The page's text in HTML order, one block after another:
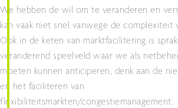
We hebben de wil om te veranderen en
kan vaak niet snel vanwege de complexiteit
Ook in de keten van marktfacilitering is
veranderend speelveld waar we als
moeten kunnen anticiperen, denk aan de
en het faciliteren van
flexibiliteitsmarkten/congestiemanagement.